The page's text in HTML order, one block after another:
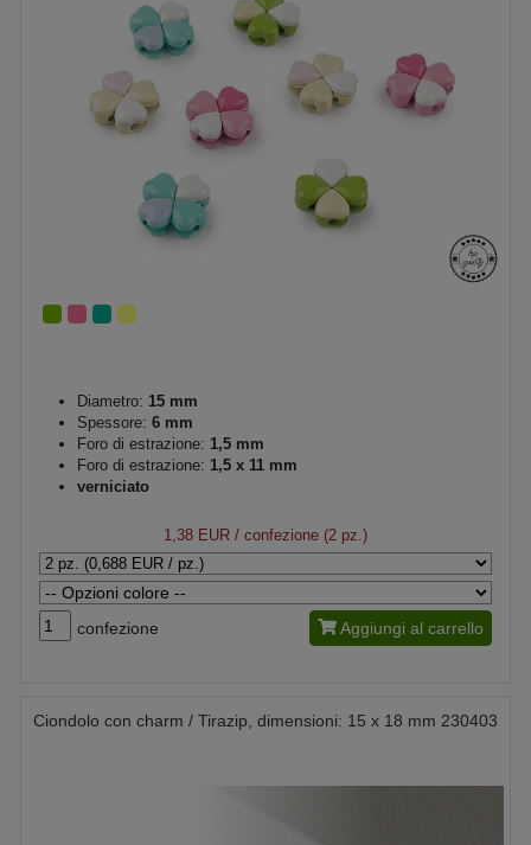
Diametro: 15 mm
Spessore: 6 mm
Foro di estrazione: 1,5 mm
Foro di estrazione: 1,5 x 11 mm
verniciato
1,38 EUR / confezione (2 pz.)
confezione Aggiungi al carrello
Ciondolo con charm / Tirazip, dimensioni: 15 x 18 mm 230403